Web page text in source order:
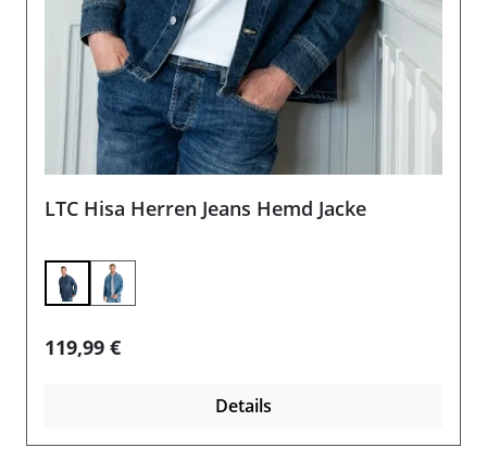
LTC Hisa Herren Jeans Hemd Jacke
Regulärer Preis:
119,99 €
Details